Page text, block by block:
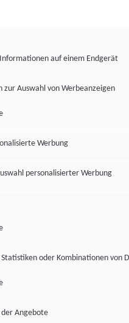
lesen
Ihrer Zustimmung zur
und Werbemaßnahmen.
Preis.
für 33,99€ pro Monat
auf einem Endgerät
Auswahl von Werbeanzeigen
Werbung
personalisierter Werbung
oder Kombinationen von
Angebote